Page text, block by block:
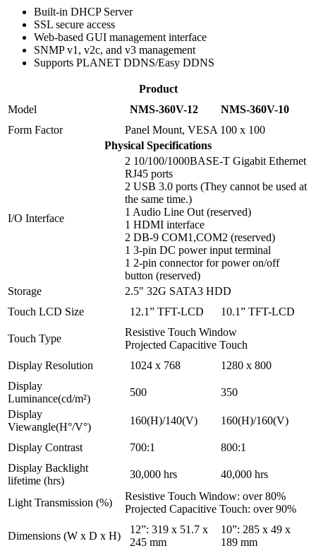
Built-in DHCP Server
SSL secure access
Web-based GUI management interface
SNMP v1, v2c, and v3 management
Supports PLANET DDNS/Easy DDNS
Product
Model
NMS-360V-12
NMS-360V-10
Form Factor
Panel Mount, VESA 100 x 100
Physical Specifications
I/O Interface
2 10/100/1000BASE-T Gigabit Ethernet
RJ45 ports
2 USB 3.0 ports (They cannot be used at
the same time.)
1 Audio Line Out (reserved)
1 HDMI interface
2 DB-9 COM1,COM2 (reserved)
1 3-pin DC power input terminal
1 2-pin connector for power on/off
button (reserved)
Storage
2.5" 32G SATA3 HDD
Touch LCD Size
12.1” TFT-LCD 10.1” TFT-LCD
Touch Type
Resistive Touch Window
Projected Capacitive Touch
Display Resolution
1024 x 768
1280 x 800
Display
Luminance(cd/m²)
500
350
Display
Viewangle(H°/V°)
160(H)/140(V) 160(H)/160(V)
Display Contrast 700:1
800:1
Display Backlight
lifetime (hrs)
30,000 hrs 40,000 hrs
Light Transmission (%)
Resistive Touch Window: over 80%
Projected Capacitive Touch: over 90%
Dimensions (W x D x H)
12”: 319 x 51.7 x
245 mm
10”: 285 x 49 x
189 mm